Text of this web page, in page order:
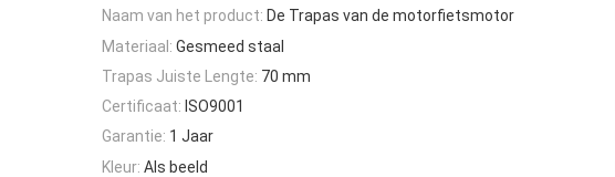
Naam van het product: De Trapas van de motorfietsmotor
Materiaal: Gesmeed staal
Trapas Juiste Lengte: 70 mm
Certificaat: ISO9001
Garantie: 1 Jaar
Kleur: Als beeld